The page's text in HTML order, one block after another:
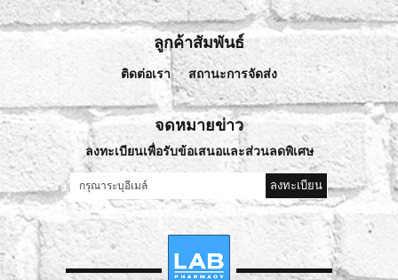
ลูกค้าสัมพันธ์
ติดต่อเรา สถานะการจัดส่ง
จดหมายข่าว
ลงทะเบียนเพื่อรับข้อเสนอและส่วนลดพิเศษ
ลงทะเบียน